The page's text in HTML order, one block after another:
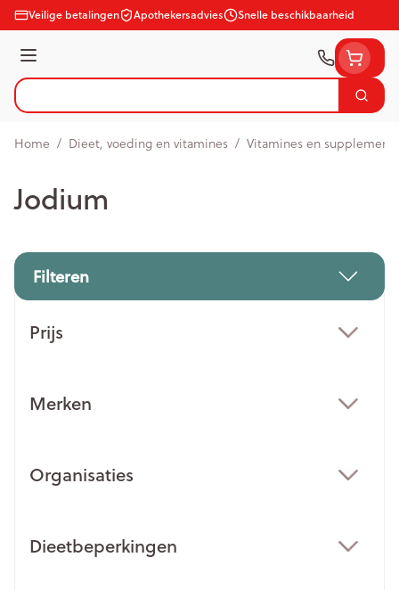
Ga naar de inhoud
Veilige betalingen Apothekersadvies Snelle beschikbaarheid
Menu
Product, merk, categorie...
Zoek
Home / Dieet, voeding en vitamines / Vitamines en
Jodium
Filteren
Prijs
Merken
Organisaties
Dieetbeperkingen